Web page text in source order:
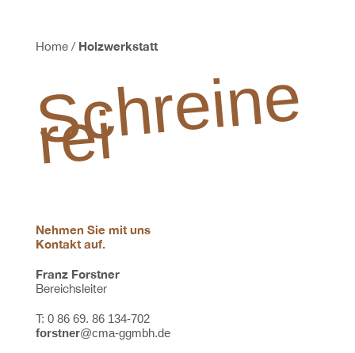
Home/ Holzwerkstatt
S
c
h
r
ei
n
e
r
ei
Nehmen Sie mit uns
Kontakt auf.
Franz Forstner
Bereichsleiter
T: 0 86 69. 86 134-702
forstner@cma-ggmbh.de